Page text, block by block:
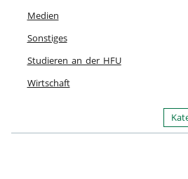
Medien
Sonstiges
Studieren an der HFU
Wirtschaft